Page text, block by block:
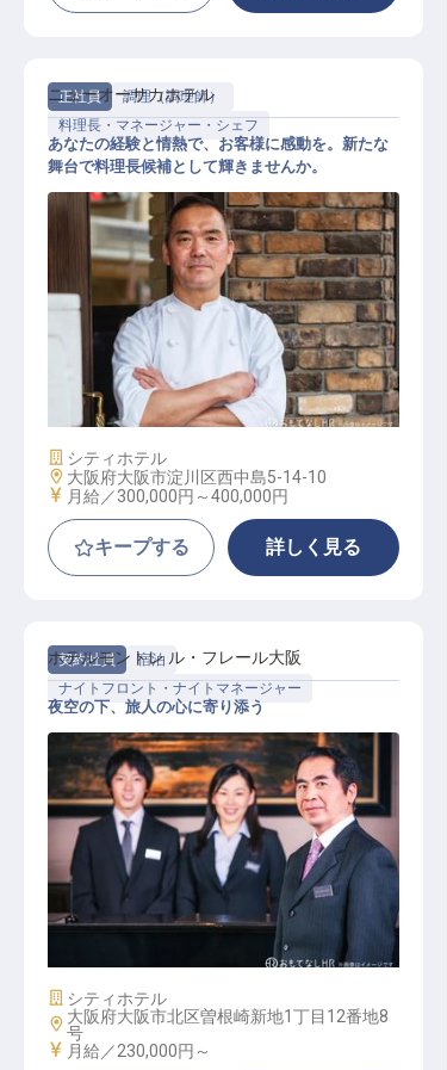
正社員
調理（調理師）
料理長・マネージャー・シェフ
中華調理（料理長候補）【ニューオ
ーサカホテル】
ニューオーサカホテル
あなたの経験と情熱で、お客様に感動を。新たな
舞台で料理長候補として輝きませんか。
施設業態
シティホテル
勤務地
大阪府大阪市淀川区西中島5-14-10
給与
月給／300,000円～400,000円
キープする 詳しく見る
契約社員
宿泊
ナイトフロント・ナイトマネージャー
フロントナイトスタッフ
ホテルモントレ ル・フレール大阪
夜空の下、旅人の心に寄り添う
施設業態
シティホテル
勤務地
大阪府大阪市北区曽根崎新地1丁目12番地8
号
給与
月給／230,000円～